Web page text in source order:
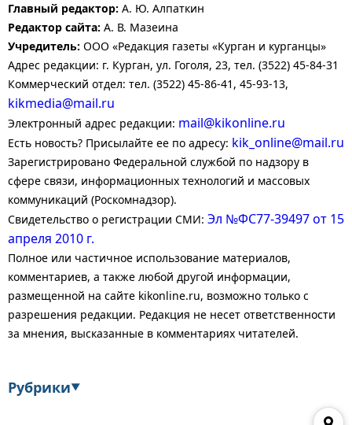
Главный редактор: А. Ю. Алпаткин
Редактор сайта: А. В. Мазеина
Учредитель: ООО «Редакция газеты «Курган и курганцы»
Адрес редакции: г. Курган, ул. Гоголя, 23, тел. (3522) 45-84-31
Коммерческий отдел: тел. (3522) 45-86-41, 45-93-13,
kikmedia@mail.ru
Электронный адрес редакции: mail@kikonline.ru
Есть новость? Присылайте ее по адресу: kik_online@mail.ru
Зарегистрировано Федеральной службой по надзору в
сфере связи, информационных технологий и массовых
коммуникаций (Роскомнадзор).
Свидетельство о регистрации СМИ: Эл №ФС77-39497 от 15
апреля 2010 г.
Полное или частичное использование материалов,
комментариев, а также любой другой информации,
размещенной на сайте kikonline.ru, возможно только с
разрешения редакции. Редакция не несет ответственности
за мнения, высказанные в комментариях читателей.
Рубрики▼